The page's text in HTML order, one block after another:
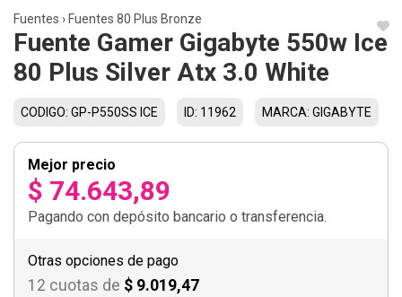
Fuentes › Fuentes 80 Plus Bronze
Fuente Gamer Gigabyte 550w Ice
80 Plus Silver Atx 3.0 White
CODIGO: GP-P550SS ICE ID: 11962 MARCA: GIGABYTE
Mejor precio
$ 74.643,89
Pagando con depósito bancario o transferencia.
Otras opciones de pago
12 cuotas de $ 9.019,47